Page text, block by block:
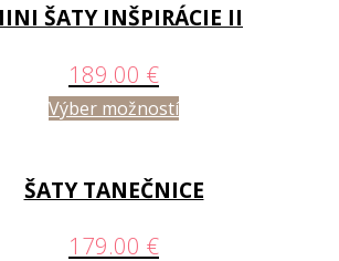
ŠATY INŠPIRÁCIE II
189.00 €
Výber možností
ŠATY TANEČNICE
179.00 €